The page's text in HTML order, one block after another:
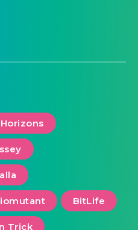
BitLife
Trick